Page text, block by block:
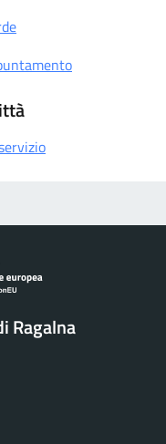
Ragalna